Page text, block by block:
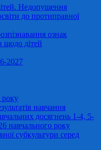
Недопущення
до протиправної
ознак
щодо дітей
2027
року
навчання
досягнень 1-4, 5-
навчального року
субкультури серед